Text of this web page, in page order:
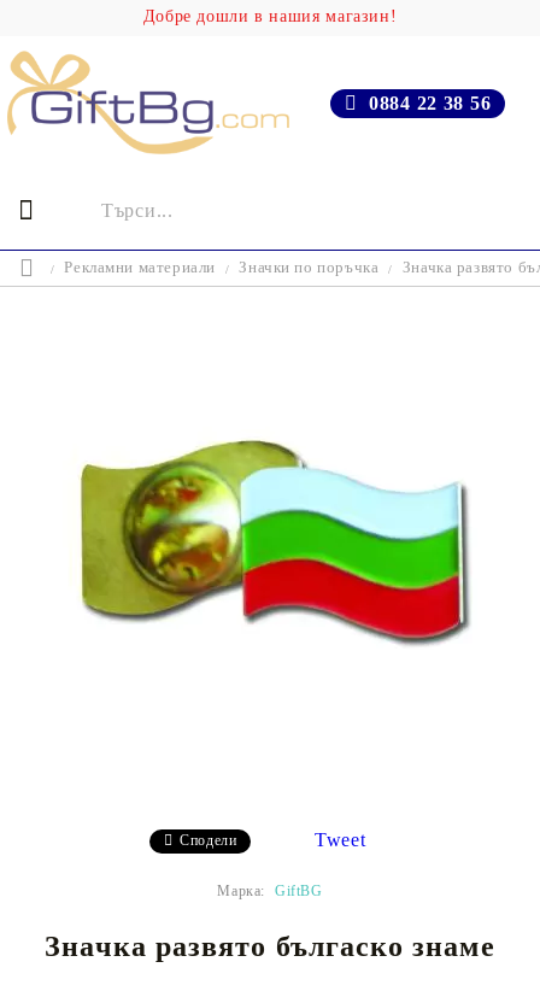
Добре дошли в нашия магазин!
0884 22 38 56
Рекламни материали Значки по поръчка Значка развято
Сподели Tweet
Марка: GiftBG
Значка развято бългаско знаме